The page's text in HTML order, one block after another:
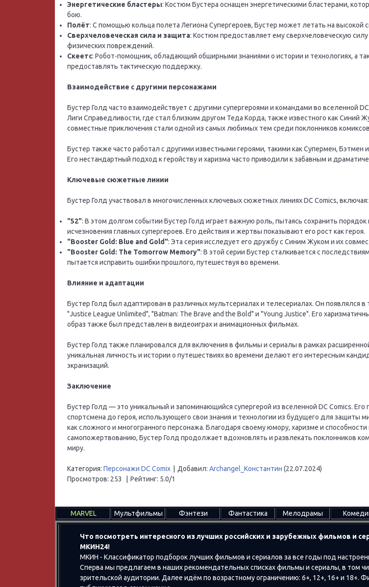
Энергетические бластеры: Костюм Бустера оснащен энергетическими бластерами,
бою.
Полёт: С помощью кольца полета Легиона Супергероев, Бустер может летать на высокой
Сверхчеловеческая сила и защита: Костюм предоставляет ему сверхчеловеческую
физических повреждений.
Скеетс: Робот-помощник, обладающий обширными знаниями о истории и технологиях, а
предоставлять тактическую поддержку.
Взаимодействие с другими персонажами
Бустер Голд часто взаимодействует с другими супергероями и командами во вселенной
Лиги Справедливости, где стал близким другом Теда Корда, также известного как Синий
совместные приключения стали одной из самых любимых тем среди поклонников
Бустер также часто работал с другими известными героями, такими как Супермен, Бэтмен
Его нестандартный подход к геройству и харизма часто приводили к забавным и
Ключевые сюжетные линии
Бустер Голд участвовал в многочисленных ключевых сюжетных линиях DC Comics, включая:
"52": В этом долгом событии Бустер Голд играет важную роль, пытаясь сохранить порядок
исчезновения главных супергероев. Его действия и жертвы показывают его рост как героя.
"Booster Gold: Blue and Gold": Эта серия исследует его дружбу с Синим Жуком и их
"Booster Gold: The Tomorrow Memory": В этой серии Бустер сталкивается с
пытается исправить ошибки прошлого, путешествуя во времени.
Влияние и адаптации
Бустер Голд был адаптирован в различных мультсериалах и телесериалах. Он появлялся в
"Justice League Unlimited", "Batman: The Brave and the Bold" и "Young Justice". Его
образ также был представлен в видеоиграх и анимационных фильмах.
Бустер Голд также планировался для включения в фильмы и сериалы в рамках
уникальная личность и истории о путешествиях во времени делают его интересным
экранизаций.
Заключение
Бустер Голд — это уникальный и запоминающийся супергерой из вселенной DC Comics. Его
спортсмена до героя, использующего свои знания и технологии из будущего для защиты
как сложного и многогранного персонажа. Благодаря своему юмору, харизме и способности
самопожертвованию, Бустер Голд продолжает вдохновлять и развлекать поклонников
миру.
Категория: Персонажи DC Comix Добавил: Archangel_Константин (22.07.2024)
Просмотров: 253 Рейтинг: 5.0/1
MARVEL Мультфильмы Фэнтези Фантастика Мелодрамы
Что посмотреть интересного из лучших российских и зарубежных фильмов и
МКИН24!
МКИН - Классификатор подборок лучших фильмов и сериалов за все годы под
Сперва мы предлагаем в наших рекомендательных списках фильмы и сериалы, в том
зрительской аудитории. Далее идём по возрастному ограничению: 6+, 12+, 16+ и 18+.